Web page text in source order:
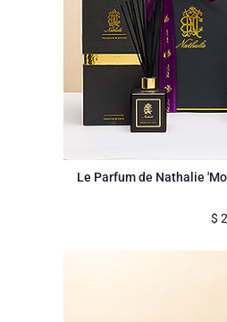
Le Parfum de Nathalie
$